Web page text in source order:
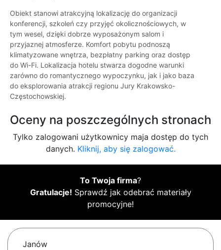
Obiekt stanowi atrakcyjną lokalizację do organizacji
konferencji, szkoleń czy przyjęć okolicznościowych, w
tym wesel, dzięki dobrze wyposażonym salom i
przyjaznej atmosferze. Komfort pobytu podnoszą
klimatyzowane wnętrza, bezpłatny parking oraz dostęp
do Wi-Fi. Lokalizacja hotelu stwarza dogodne warunki
zarówno do romantycznego wypoczynku, jak i jako baza
do eksplorowania atrakcji regionu Jury Krakowsko-
Częstochowskiej.
Oceny na poszczególnych stronach
Tylko zalogowani użytkownicy maja dostęp do tych
danych. Kliknij, aby się zalogować.
To Twoja firma?
Gratulacje! Sprawdź jak odebrać materiały
promocyjne!
Janów